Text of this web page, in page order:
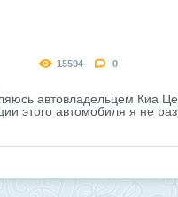
15594 0
автовладельцем Киа
этого автомобиля я не